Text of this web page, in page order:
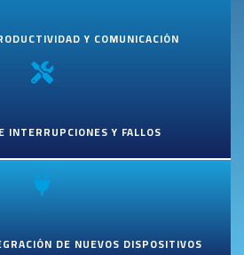
Y COMUNICACIÓN
INTERRUPCIONES Y FALLOS
DE NUEVOS DISPOSITIVOS